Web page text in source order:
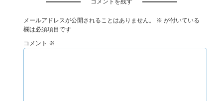
コメントを残す
メールアドレスが公開されることはありません。 ※ が付いている
欄は必須項目です
コメント ※